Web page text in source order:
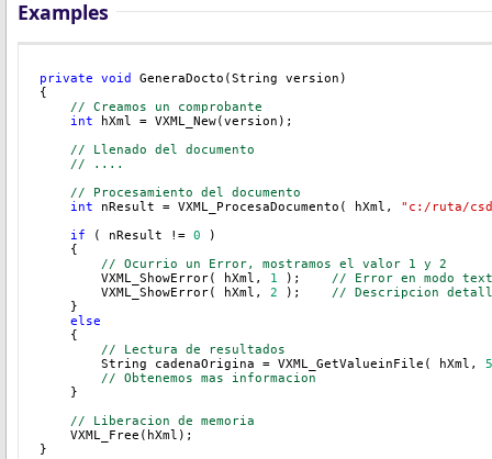
Examples
private void
GeneraDocto(String version)
{
// Creamos un comprobante
int hXml = VXML_New(version);
// Llenado del documento
// ....
// Procesamiento del documento
int nResult = VXML_ProcesaDocumento( hXml, "c:/ruta/
if ( nResult != 0 )
    {
// Ocurrio un Error, mostramos el valor 1 y 2
        VXML_ShowError( hXml,
1 ); // Error en modo
        VXML_ShowError( hXml,
2 ); // Descripcion
    }
else
    {
// Lectura de resultados
        String cadenaOrigina = VXML_GetValueinFile( hXml,
5
// Obtenemos mas informacion
    }
// Liberacion de memoria
    VXML_Free(hXml);
}